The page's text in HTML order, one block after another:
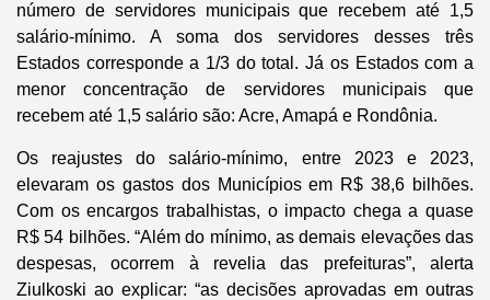
número de servidores municipais que recebem até 1,5
salário-mínimo. A soma dos servidores desses três
Estados corresponde a 1/3 do total. Já os Estados com a
menor concentração de servidores municipais que
recebem até 1,5 salário são: Acre, Amapá e Rondônia.
Os reajustes do salário-mínimo, entre 2023 e 2023,
elevaram os gastos dos Municípios em R$ 38,6 bilhões.
Com os encargos trabalhistas, o impacto chega a quase
R$ 54 bilhões. “Além do mínimo, as demais elevações das
despesas, ocorrem à revelia das prefeituras”, alerta
Ziulkoski ao explicar: “as decisões aprovadas em outras